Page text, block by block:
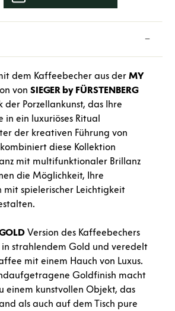
dem Kaffeebecher aus der MY
von SIEGER by FÜRSTENBERG
der Porzellankunst, das Ihre
in ein luxuriöses Ritual
der kreativen Führung von
diese Kollektion
mit multifunktionaler Brillanz
die Möglichkeit, Ihre
mit spielerischer Leichtigkeit
Version des Kaffeebechers
strahlendem Gold und veredelt
mit einem Hauch von Luxus.
Goldfinish macht
einem kunstvollen Objekt, das
als auch auf dem Tisch pure